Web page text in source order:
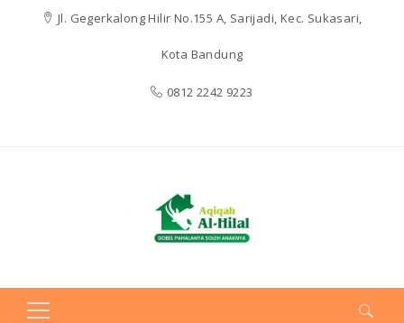
Jl. Gegerkalong Hilir No.155 A, Sarijadi, Kec. Sukasari,
Kota Bandung
0812 2242 9223